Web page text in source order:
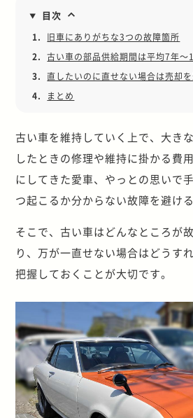
目次
1.
旧車にありがちな3つの故障箇所
2.
古い車の部品供給期間は平均7年～
3.
直したいのに直せない場合は売却
4.
まとめ
古い車を維持していく上で、大き
したときの修理や維持に掛かる費
にしてきた愛車、やっとの思いで
つ起こるか分からない故障を避け
そこで、古い車はどんなところが
り、万が一直せない場合はどうす
把握しておくことが大切です。